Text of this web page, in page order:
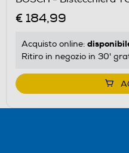
€ 184,99
Acquisto online:
Ritiro in negozio in 30'